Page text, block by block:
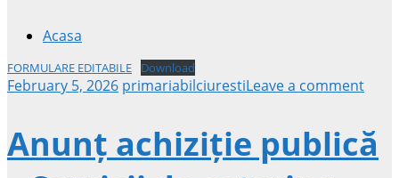
Acasa
FORMULARE EDITABILE Download
February 5, 2026 primariabilciurestiLeave a comment
Anunț achiziție publică